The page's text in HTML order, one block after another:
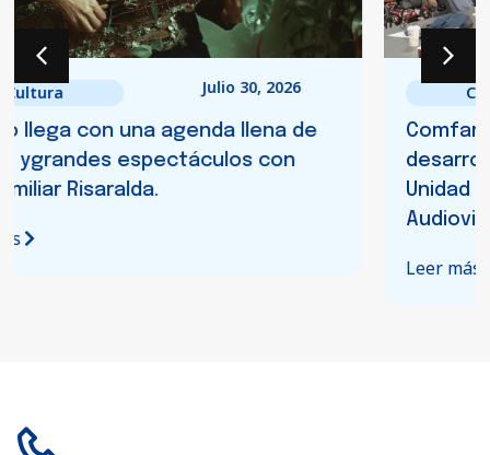
Comfamiliar Risaralda impulsará el
desarrollo del sector audiovisual nueva
Unidad de Desarrollo Cinematográfico y